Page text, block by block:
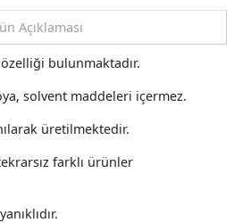
Açıklaması
bulunmaktadır.
solvent maddeleri içermez.
üretilmektedir.
farklı ürünler